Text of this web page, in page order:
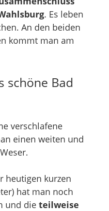
. Es leben
An den beiden
kommt man am
schöne Bad
verschlafene
einen weiten und
heutigen kurzen
hat man noch
und die teilweise